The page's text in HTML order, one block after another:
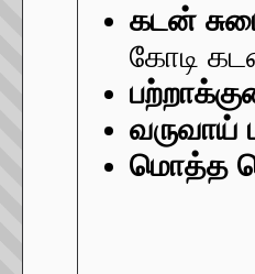
கடன்
கோடி
வருவாய்
மொத்த